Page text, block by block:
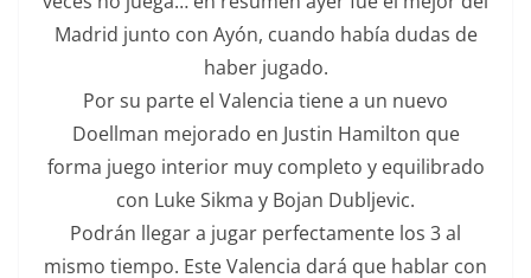
Madrid junto con Ayón, cuando había dudas de
haber jugado.
Por su parte el Valencia tiene a un nuevo
Doellman mejorado en Justin Hamilton que
forma juego interior muy completo y equilibrado
con Luke Sikma y Bojan Dubljevic.
Podrán llegar a jugar perfectamente los 3 al
mismo tiempo. Este Valencia dará que hablar con